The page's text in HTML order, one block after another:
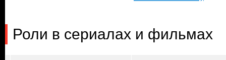
Роли в сериалах и фильмах